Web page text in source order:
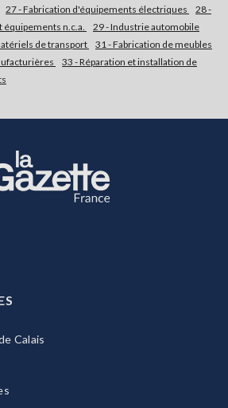
27 - Fabrication d'équipements électriques
28 -
équipements n.c.a.
29 - Industrie automobile
de transport
31 - Fabrication de meubles
33 - Réparation et installation de
Calais